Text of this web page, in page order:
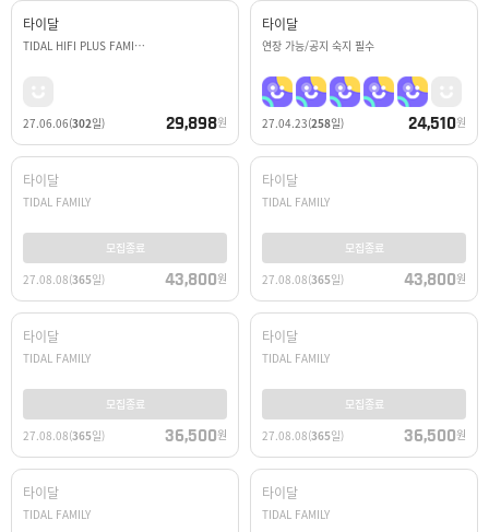
타이달
TIDAL HIFI PLUS FAMI…
27.06.06(302일) 29,898원
타이달
연장 가능/공지 숙지 필수
27.04.23(258일) 24,510원
타이달
TIDAL FAMILY
모집종료
27.08.08(365일) 43,800원
타이달
TIDAL FAMILY
모집종료
27.08.08(365일) 43,800원
타이달
TIDAL FAMILY
모집종료
27.08.08(365일) 36,500원
타이달
TIDAL FAMILY
모집종료
27.08.08(365일) 36,500원
타이달
TIDAL FAMILY
타이달
TIDAL FAMILY